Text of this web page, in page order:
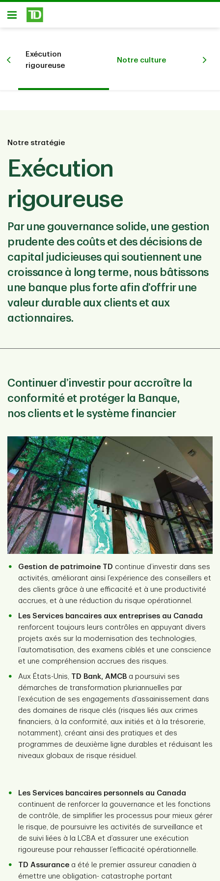
Passer au contenu principal
Ouvert
Exécution
rigoureuse
Notre culture
Notre stratégie
Exécution
rigoureuse
Par une gouvernance solide, une gestion
prudente des coûts et des décisions de
capital judicieuses qui soutiennent une
croissance à long terme, nous bâtissons
une banque plus forte afin d’offrir une
valeur durable aux clients et aux
actionnaires.
Continuer d’investir pour accroître la
conformité et protéger la Banque,
nos clients et le système financier
Gestion de patrimoine TD continue d’investir dans ses
activités, améliorant ainsi l’expérience des conseillers et
des clients grâce à une efficacité et à une productivité
accrues, et à une réduction du risque opérationnel.
Les Services bancaires aux entreprises au Canada
renforcent toujours leurs contrôles en appuyant divers
projets axés sur la modernisation des technologies,
l’automatisation, des examens ciblés et une conscience
et une compréhension accrues des risques.
Aux États-Unis, TD Bank, AMCB a poursuivi ses
démarches de transformation pluriannuelles par
l’exécution de ses engagements d’assainissement dans
des domaines de risque clés (risques liés aux crimes
financiers, à la conformité, aux initiés et à la trésorerie,
notamment), créant ainsi des pratiques et des
programmes de deuxième ligne durables et réduisant les
niveaux globaux de risque résiduel.
Les Services bancaires personnels au Canada
continuent de renforcer la gouvernance et les fonctions
de contrôle, de simplifier les processus pour mieux gérer
le risque, de poursuivre les activités de surveillance et
de suivi liées à la LCBA et d’assurer une exécution
rigoureuse pour rehausser l’efficacité opérationnelle.
TD Assurance a été le premier assureur canadien à
émettre une obligation- catastrophe portant